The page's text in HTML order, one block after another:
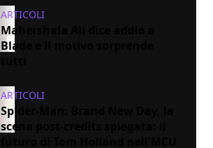
ARTICOLI
Mahershala Ali dice addio a
Blade e il motivo sorprende
ARTICOLI
Spider-Man: Brand New Day, la
scena post-credits spiegata: il